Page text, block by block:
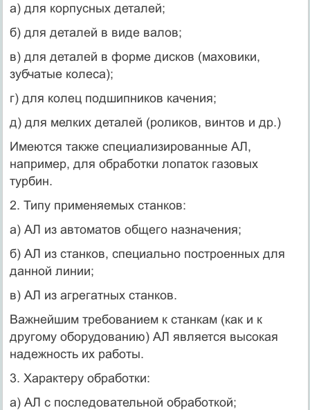
а) для корпусных деталей;
б) для деталей в виде валов;
в) для деталей в форме дисков (маховики,
зубчатые колеса);
г) для колец подшипников качения;
д) для мелких деталей (роликов, винтов и др.)
Имеются также специализированные АЛ,
например, для обработки лопаток газовых
турбин.
2. Типу применяемых станков:
а) АЛ из автоматов общего назначения;
б) АЛ из станков, специально построенных для
данной линии;
в) АЛ из агрегатных станков.
Важнейшим требованием к станкам (как и к
другому оборудованию) АЛ является высокая
надежность их работы.
3. Характеру обработки:
а) АЛ с последовательной обработкой;